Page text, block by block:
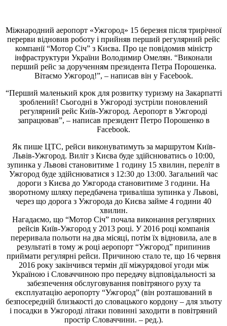
Міжнародний аеропорт «Ужгород» 15 березня після трирічної
перерви відновив роботу і прийняв перший регулярний рейс
компанії “Мотор Січ” з Києва. Про це повідомив міністр
інфраструктури України Володимир Омелян. “Виконали
перший рейс за дорученням президента Петра Порошенка.
Вітаємо Ужгород!”, – написав він у Facebook.
“Перший маленький крок для розвитку туризму на Закарпатті
зроблений! Сьогодні в Ужгороді зустріли поновлений
регулярний рейс Київ-Ужгород. Аеропорт в Ужгороді
запрацював”, – написав президент Петро Порошенко в
Facebook.
Як пише ЦТС, рейси виконуватимуть за маршрутом Київ-
Львів-Ужгород. Виліт з Києва буде здійснюватись о 10:00,
зупинка у Львові становитиме 1 годину 15 хвилин, переліт в
Ужгород буде здійснюватися з 12:30 до 13:00. Загальний час
дороги з Києва до Ужгорода становитиме 3 години. На
зворотному шляху передбачена триваліша зупинка у Львові,
через що дорога з Ужгорода до Києва займе 4 години 40
хвилин.
Нагадаємо, що “Мотор Січ” почала виконання регулярних
рейсів Київ-Ужгород у 2013 році. У 2016 році компанія
переривала польоти на два місяці, потім їх відновила, але в
результаті в тому ж році аеропорт “Ужгород” припинив
приймати регулярні рейси. Причиною стало те, що 16 червня
2016 року закінчився термін дії міжурядової угоди між
Україною і Словаччиною про передачу відповідальності за
забезпечення обслуговування повітряного руху та
експлуатацію аеропорту “Ужгород” (він розташований в
безпосередній близькості до словацького кордону – для зльоту
і посадки в Ужгороді літаки повинні заходити в повітряний
простір Словаччини. – ред.).